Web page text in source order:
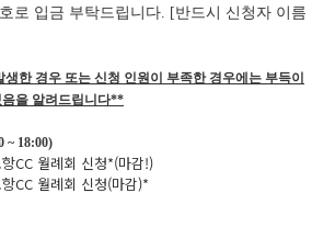
로 입금 부탁드립니다. [반드시 신청자 이름
한 경우 또는 신청 인원이 부족한 경우에는 부득이
을 알려드립니다**
~ 18:00)
CC 월례회 신청*(마감!)
CC 월례회 신청(마감)*